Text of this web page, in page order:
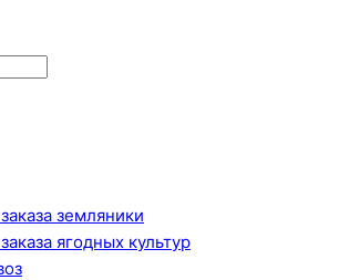
земляники
ягодных культур